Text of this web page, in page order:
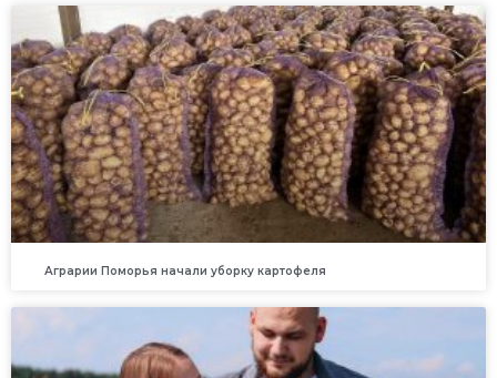
Аграрии Поморья начали уборку картофеля